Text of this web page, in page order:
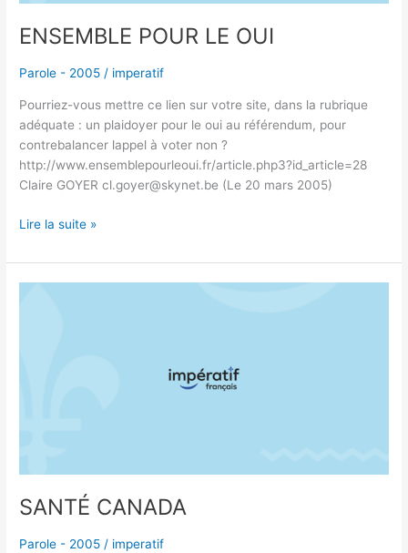
ENSEMBLE POUR LE OUI
Parole - 2005 / imperatif
Pourriez-vous mettre ce lien sur votre site, dans la rubrique
adéquate : un plaidoyer pour le oui au référendum, pour
contrebalancer lappel à voter non ?
http://www.ensemblepourleoui.fr/article.php3?id_article=28
Claire GOYER cl.goyer@skynet.be (Le 20 mars 2005)
Lire la suite »
SANTÉ CANADA
Parole - 2005 / imperatif